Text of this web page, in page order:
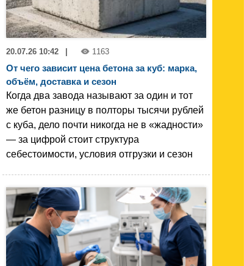
20.07.26 10:42 1163
От чего зависит цена бетона за куб: марка,
объём, доставка и сезон
Когда два завода называют за один и тот
же бетон разницу в полторы тысячи рублей
с куба, дело почти никогда не в «жадности»
— за цифрой стоит структура
себестоимости, условия отгрузки и сезон